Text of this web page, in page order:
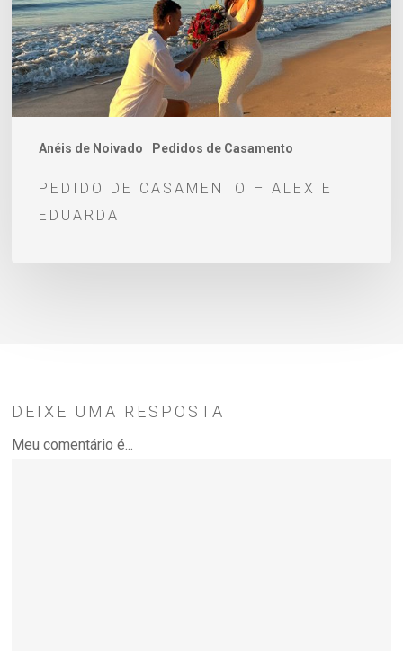
Anéis de Noivado Pedidos de Casamento
e
Eduarda
PEDIDO DE CASAMENTO – ALEX E
EDUARDA
DEIXE UMA RESPOSTA
Meu comentário é...